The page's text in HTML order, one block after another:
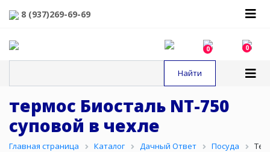
8 (937)269-69-69
0 0
термос Биосталь NT-750
суповой в чехле
Главная страница Каталог Дачный Ответ Посуда